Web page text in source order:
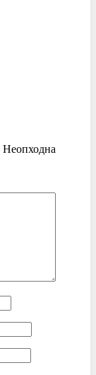
Неопходна